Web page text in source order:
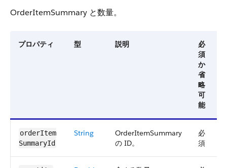
OrderItemSummary と数量。
プロパティ 型 説明
必
須
か
省
略
可
能
orderItem​
SummaryId
String
OrderItemSummary
の ID。
必
須